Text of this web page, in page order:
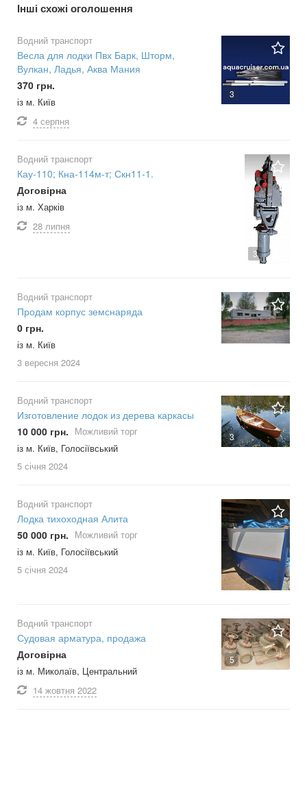
Інші схожі оголошення
3
Водний транспорт
Весла для лодки Пвх Барк, Шторм,
Вулкан, Ладья, Аква Мания
370 грн.
із м. Київ
4 серпня
3
Водний транспорт
Кау-110; Кна-114м-т; Скн11-1.
Договірна
із м. Харків
28 липня
Водний транспорт
Продам корпус земснаряда
0 грн.
із м. Київ
3 вересня 2024
3
Водний транспорт
Изготовление лодок из дерева каркасы
10 000 грн. Можливий торг
із м. Київ, Голосіївський
5 січня 2024
Водний транспорт
Лодка тихоходная Алита
50 000 грн. Можливий торг
із м. Київ, Голосіївський
5 січня 2024
5
Водний транспорт
Судовая арматура, продажа
Договірна
із м. Миколаїв, Центральний
14 жовтня 2022